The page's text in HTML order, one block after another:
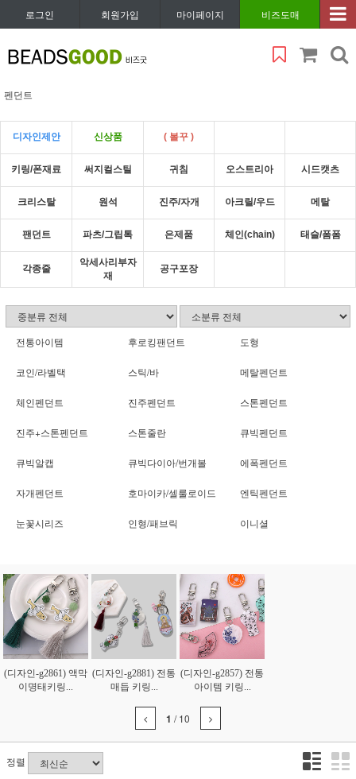
로그인 회원가입 마이페이지 비즈도매
펜던트
디자인제안 신상품 ( 볼꾸 )
키링/폰재료 써지컬스틸 귀침 오스트리아 시드캣츠
크리스탈 원석 진주/자개 아크릴/우드 메탈
팬던트 파츠/그립톡 은제품 체인(chain) 태슬/폼폼
각종줄
악세사리부자
재
공구포장
전통아이템 후로킹팬던트 도형
코인/라벨택 스틱/바 메탈펜던트
체인펜던트 진주펜던트 스톤펜던트
진주+스톤펜던트 스톤줄란 큐빅펜던트
큐빅알캡 큐빅다이아/번개볼 에폭펜던트
자개펜던트 호마이카/셀룰로이드 엔틱펜던트
눈꽃시리즈 인형/패브릭 이니셜
(디자인-g2861) 액막
이명태키링...
(디자인-g2881) 전통
매듭 키링...
(디자인-g2857) 전통
아이템 키링...
1 /10
정렬